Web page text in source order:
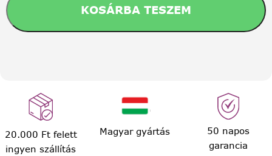
KOSÁRBA TESZEM
20.000 Ft felett
ingyen szállítás
Magyar gyártás
50 napos
garancia